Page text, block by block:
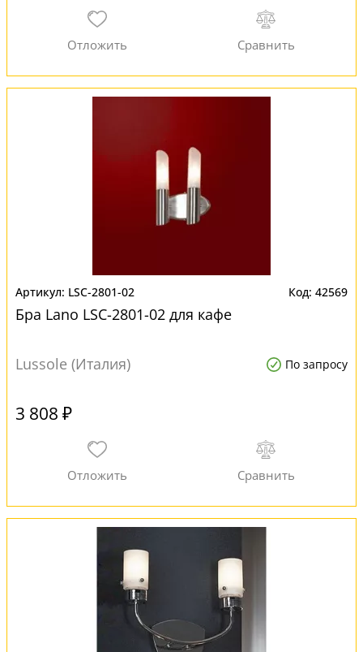
LSC-2801-02 42569
Бра Lano LSC-2801-02 для кафе
Lussole (Италия) По запросу
3 808 ₽